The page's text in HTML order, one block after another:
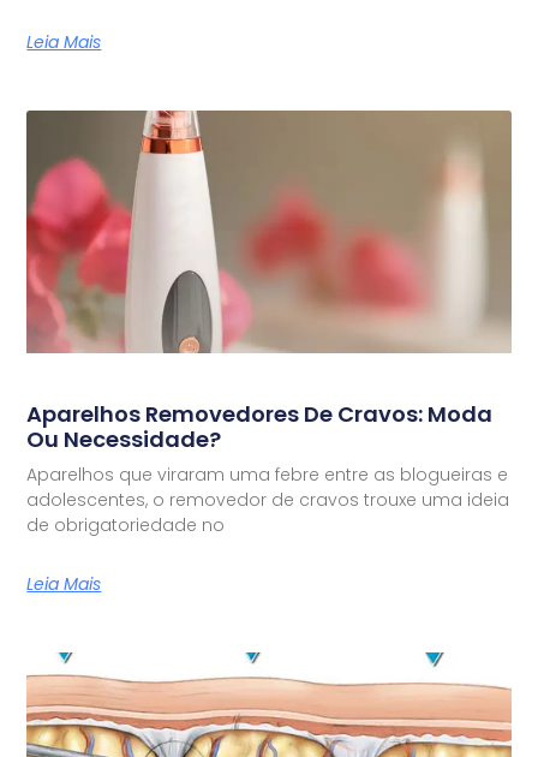
Leia Mais
Aparelhos Removedores De Cravos: Moda
Ou Necessidade?
Aparelhos que viraram uma febre entre as blogueiras e
adolescentes, o removedor de cravos trouxe uma ideia
de obrigatoriedade no
Leia Mais